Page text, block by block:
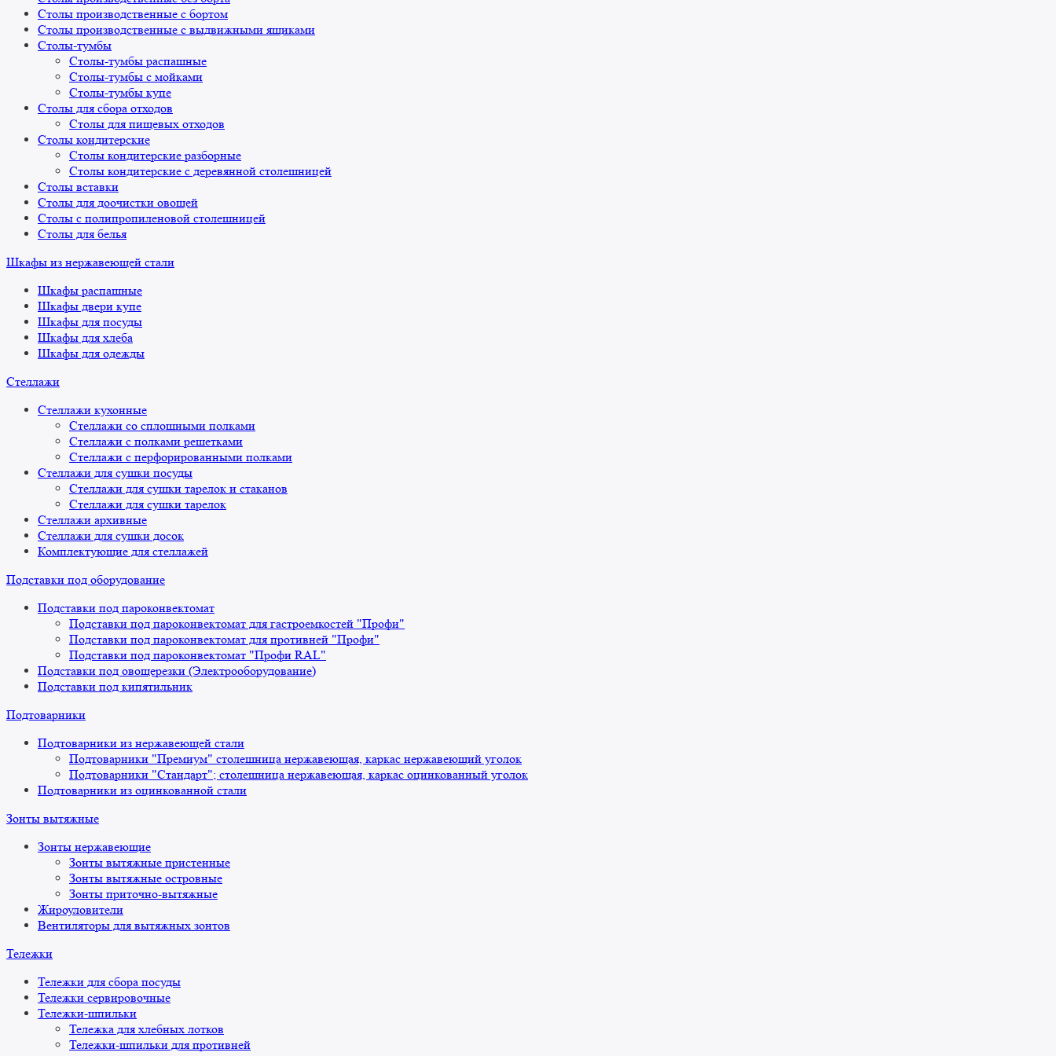
Столы производственные с бортом
Столы производственные с выдвижными ящиками
Столы-тумбы
Столы-тумбы распашные
Столы-тумбы с мойками
Столы-тумбы купе
Столы для сбора отходов
Столы для пищевых отходов
Столы кондитерские
Столы кондитерские разборные
Столы кондитерские с деревянной столешницей
Столы вставки
Столы для доочистки овощей
Столы с полипропиленовой столешницей
Столы для белья
Шкафы из нержавеющей стали
Шкафы распашные
Шкафы двери купе
Шкафы для посуды
Шкафы для хлеба
Шкафы для одежды
Стеллажи
Стеллажи кухонные
Стеллажи со сплошными полками
Стеллажи с полками решетками
Стеллажи с перфорированными полками
Стеллажи для сушки посуды
Стеллажи для сушки тарелок и стаканов
Стеллажи для сушки тарелок
Стеллажи архивные
Стеллажи для сушки досок
Комплектующие для стеллажей
Подставки под оборудование
Подставки под пароконвектомат
Подставки под пароконвектомат для гастроемкостей "Профи"
Подставки под пароконвектомат для противней "Профи"
Подставки под пароконвектомат "Профи RAL"
Подставки под овощерезки (Электрооборудование)
Подставки под кипятильник
Подтоварники
Подтоварники из нержавеющей стали
Подтоварники "Премиум" столешница нержавеющая, каркас нержавеющий уголок
Подтоварники "Стандарт"; столешница нержавеющая, каркас оцинкованный уголок
Подтоварники из оцинкованной стали
Зонты вытяжные
Зонты нержавеющие
Зонты вытяжные пристенные
Зонты вытяжные островные
Зонты приточно-вытяжные
Жироуловители
Вентиляторы для вытяжных зонтов
Тележки
Тележки для сбора посуды
Тележки сервировочные
Тележки-шпильки
Тележка для хлебных лотков
Тележки-шпильки для противней